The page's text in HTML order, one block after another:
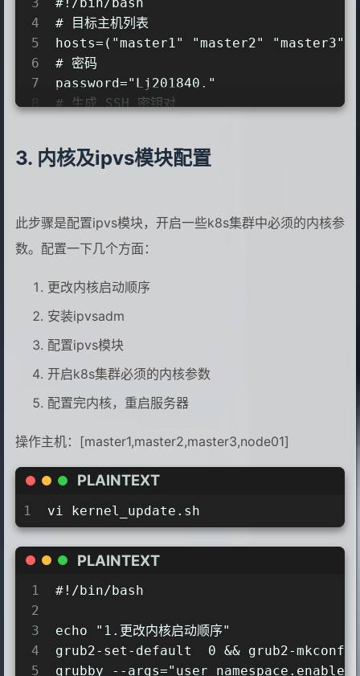
29
30
31
32
33
34
36
39
40
41
43
44
46
47
50
52
55
56
58
59
60
61
DEFROUTE=yes
IPV4_FAILURE_FATAL=no
IPV6INIT=yes
IPV6_AUTOCONF=yes
IPV6_DEFROUTE=yes
IPV6_FAILURE_FATAL=no
UUID=53b402ff-5865-47dd-a853-
DEVICE=ens33
IPADDR=192.168.48.$2
GATEWAY=192.168.48.2
PREFIX=24
DNS2=114.114.114.114
EOF
nmcli c up ens33
echo "4.新增docker-ce源、k8s源"
mkdir /etc/yum.repos.d/bak/
sleep 3
[kubernetes]
name=Kubernetes
baseurl=https://mirrors.aliyun.com/
gpgcheck=0
gpgkey=https://mirrors.aliyun.com/
EOF
4
5
6
7
8
11
14
15
17
19
20
# 目标主机列表
hosts=("master1" "master2" "master3"
# 密码
password="Lj201840."
# 生成 SSH 密钥对
# 循环遍历目标主机
    # 复制公钥到目标主机
sshpass -p "$password" ssh-copy-
    # 验证免密登录
done
EOF
sh sshmianmi.sh
内核及ipvs模块配置
此步骤是配置ipvs模块，开启一些k8s集群中必须的内核参
数。配置一下几个方面：
更改内核启动顺序
安装ipvsadm
配置ipvs模块
开启k8s集群必须的内核参数
配置完内核，重启服务器
操作主机：[master1,master2,master3,node01]
PLAINTEXT
1 vi kernel_update.sh
PLAINTEXT
1
2
3
4
5
#!/bin/bash
echo "1.更改内核启动顺序"
grub2-set-default  0 && grub2-
grubby --